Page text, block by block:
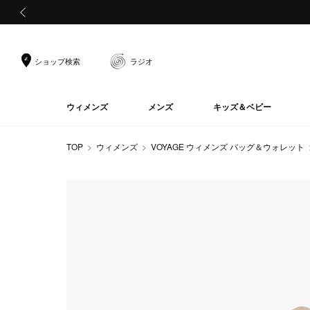
ショップ検索 ラジオ
ウィメンズ メンズ キッズ＆ベビー
TOP ウィメンズ VOYAGE ウィメンズ バッグ＆ウォレット